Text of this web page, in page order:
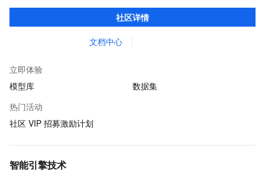
验模型效果；同时提供抽象编程接口及SDK，对模型进行二次开
发，真正让模型应用到不同的场景中。
社区详情
文档中心
立即体验
模型库
数据集
热门活动
社区 VIP 招募激励计划
智能引擎技术